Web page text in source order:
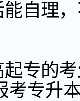
自理
专的
考专升